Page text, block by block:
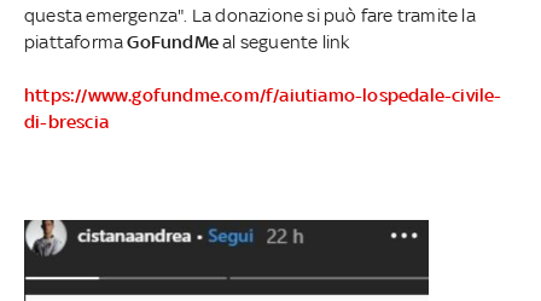
questa emergenza". La donazione si può fare tramite la
piattaformaGoFundMeal seguente link
https://www.gofundme.com/f/aiutiamo-lospedale-civile-
di-brescia